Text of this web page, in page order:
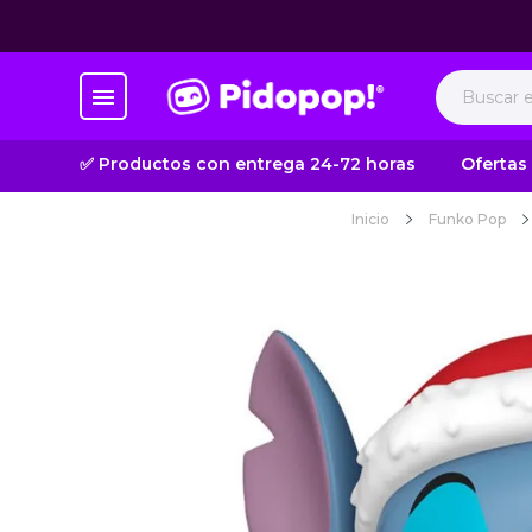
✅ Productos con entrega 24-72 horas Ofertas
Inicio Funko Pop